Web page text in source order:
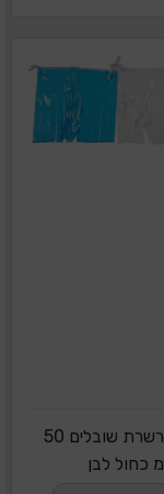
דגל שרשרת שובלים 50
מ כחול לבן